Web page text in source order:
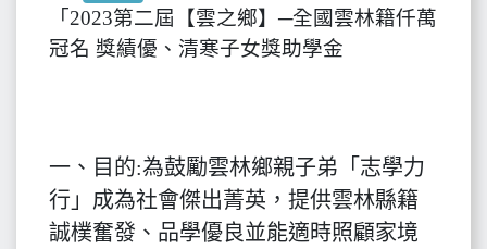
「2023第二屆【雲之鄉】─全國雲林籍仟萬
冠名 獎績優、清寒子女獎助學金
一、目的:為鼓勵雲林鄉親子弟「志學力
行」成為社會傑出菁英，提供雲林縣籍
誠樸奮發、品學優良並能適時照顧家境